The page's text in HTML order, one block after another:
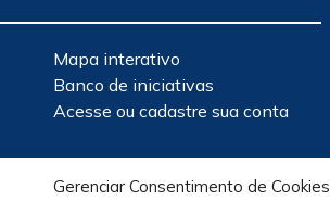
Gerenciar Consentimento de Cookies
Mapa interativo
Banco de iniciativas
Acesse ou cadastre sua conta